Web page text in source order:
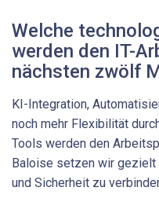
Welche
werden den IT-
nächsten zwölf
KI-Integration,
noch mehr Flexibilität
Tools werden den
Baloise setzen wir gezielt
und Sicherheit zu